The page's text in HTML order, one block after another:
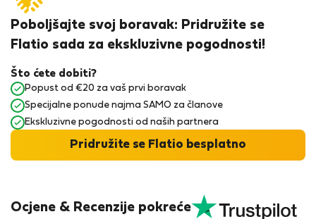
Ocjene & Recenzije pokreće
Poboljšajte svoj boravak: Pridružite se
Flatio sada za ekskluzivne pogodnosti!
Što ćete dobiti?
Popust od €20 za vaš prvi boravak
Specijalne ponude najma SAMO za članove
Ekskluzivne pogodnosti od naših partnera
Pridružite se Flatio besplatno